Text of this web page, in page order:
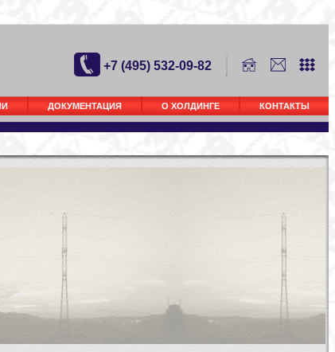
+7 (495) 532-09-82
ДОКУМЕНТАЦИЯ О ХОЛДИНГЕ КОНТАКТЫ